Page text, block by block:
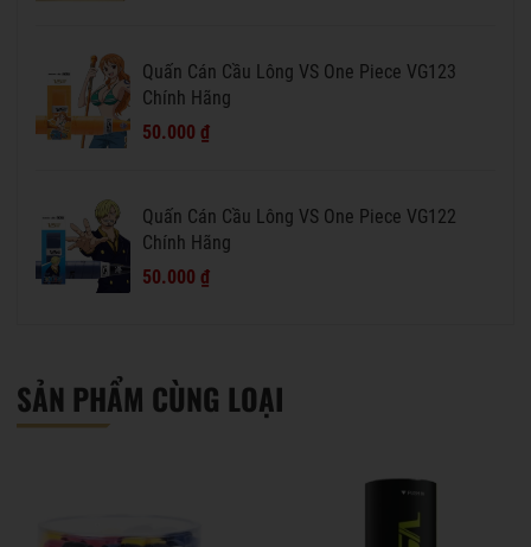
Quấn Cán Cầu Lông VS One Piece VG123
Chính Hãng
50.000 ₫
Quấn Cán Cầu Lông VS One Piece VG122
Chính Hãng
50.000 ₫
SẢN PHẨM CÙNG LOẠI